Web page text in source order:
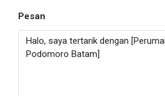
Pesan